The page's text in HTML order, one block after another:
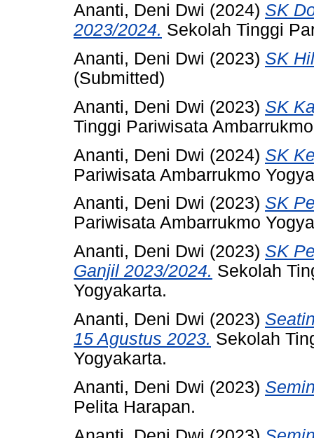
Ananti, Deni Dwi (2024) SK
2023/2024. Sekolah Tinggi
Ananti, Deni Dwi (2023) SK
(Submitted)
Ananti, Deni Dwi (2023) SK
Tinggi Pariwisata
Ananti, Deni Dwi (2024) SK
Pariwisata Ambarrukmo
Ananti, Deni Dwi (2023) SK
Pariwisata Ambarrukmo
Ananti, Deni Dwi (2023) SK
Ganjil 2023/2024. Sekolah
Yogyakarta.
Ananti, Deni Dwi (2023)
15 Agustus 2023. Sekolah
Yogyakarta.
Ananti, Deni Dwi (2023)
Pelita Harapan.